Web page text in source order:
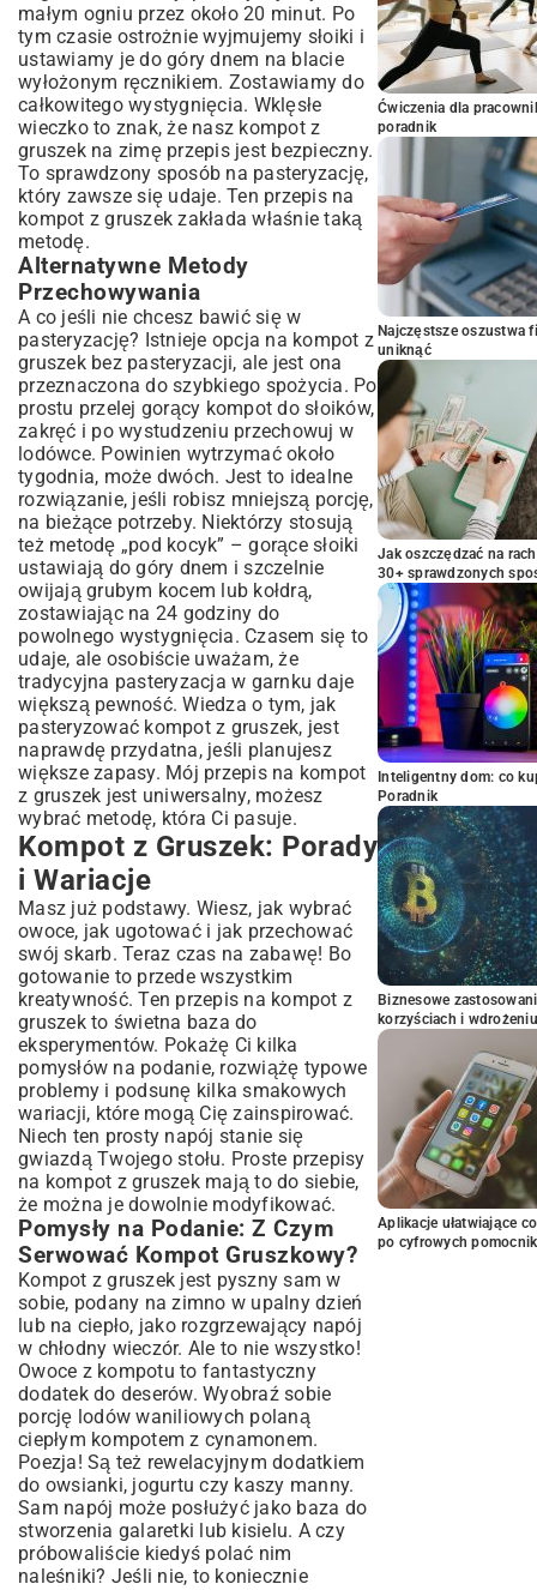
małym ogniu przez około 20 minut. Po
tym czasie ostrożnie wyjmujemy słoiki i
ustawiamy je do góry dnem na blacie
wyłożonym ręcznikiem. Zostawiamy do
całkowitego wystygnięcia. Wklęsłe
wieczko to znak, że nasz kompot z
gruszek na zimę przepis jest bezpieczny.
To sprawdzony sposób na pasteryzację,
który zawsze się udaje. Ten przepis na
kompot z gruszek zakłada właśnie taką
metodę.
Alternatywne Metody
Przechowywania
A co jeśli nie chcesz bawić się w
pasteryzację? Istnieje opcja na kompot z
gruszek bez pasteryzacji, ale jest ona
przeznaczona do szybkiego spożycia. Po
prostu przelej gorący kompot do słoików,
zakręć i po wystudzeniu przechowuj w
lodówce. Powinien wytrzymać około
tygodnia, może dwóch. Jest to idealne
rozwiązanie, jeśli robisz mniejszą porcję,
na bieżące potrzeby. Niektórzy stosują
też metodę „pod kocyk” – gorące słoiki
ustawiają do góry dnem i szczelnie
owijają grubym kocem lub kołdrą,
zostawiając na 24 godziny do
powolnego wystygnięcia. Czasem się to
udaje, ale osobiście uważam, że
tradycyjna pasteryzacja w garnku daje
większą pewność. Wiedza o tym, jak
pasteryzować kompot z gruszek, jest
naprawdę przydatna, jeśli planujesz
większe zapasy. Mój przepis na kompot
z gruszek jest uniwersalny, możesz
wybrać metodę, która Ci pasuje.
Kompot z Gruszek: Porady
i Wariacje
Masz już podstawy. Wiesz, jak wybrać
owoce, jak ugotować i jak przechować
swój skarb. Teraz czas na zabawę! Bo
gotowanie to przede wszystkim
kreatywność. Ten przepis na kompot z
gruszek to świetna baza do
eksperymentów. Pokażę Ci kilka
pomysłów na podanie, rozwiążę typowe
problemy i podsunę kilka smakowych
wariacji, które mogą Cię zainspirować.
Niech ten prosty napój stanie się
gwiazdą Twojego stołu. Proste przepisy
na kompot z gruszek mają to do siebie,
że można je dowolnie modyfikować.
Pomysły na Podanie: Z Czym
Serwować Kompot Gruszkowy?
Kompot z gruszek jest pyszny sam w
sobie, podany na zimno w upalny dzień
lub na ciepło, jako rozgrzewający napój
w chłodny wieczór. Ale to nie wszystko!
Owoce z kompotu to fantastyczny
dodatek do deserów. Wyobraź sobie
porcję lodów waniliowych polaną
ciepłym kompotem z cynamonem.
Poezja! Są też rewelacyjnym dodatkiem
do owsianki, jogurtu czy kaszy manny.
Sam napój może posłużyć jako baza do
stworzenia galaretki lub kisielu. A czy
próbowaliście kiedyś polać nim
naleśniki? Jeśli nie, to koniecznie
Ćwiczenia dla
poradnik
Najczęstsze oszustwa
uniknąć
Jak oszczędzać na
30+ sprawdzonych
Inteligentny dom: co
Poradnik
Biznesowe
korzyściach i wdrożeniu
Aplikacje ułatwiające
po cyfrowych